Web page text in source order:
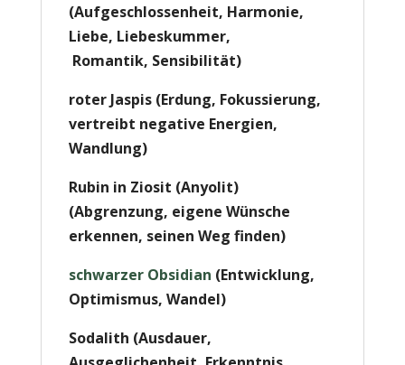
(Aufgeschlossenheit, Harmonie,
Liebe, Liebeskummer,
Romantik, Sensibilität)
roter Jaspis (Erdung, Fokussierung,
vertreibt negative Energien,
Wandlung)
Rubin in Ziosit (Anyolit)
(Abgrenzung, eigene Wünsche
erkennen, seinen Weg finden)
schwarzer Obsidian (Entwicklung,
Optimismus, Wandel)
Sodalith (Ausdauer,